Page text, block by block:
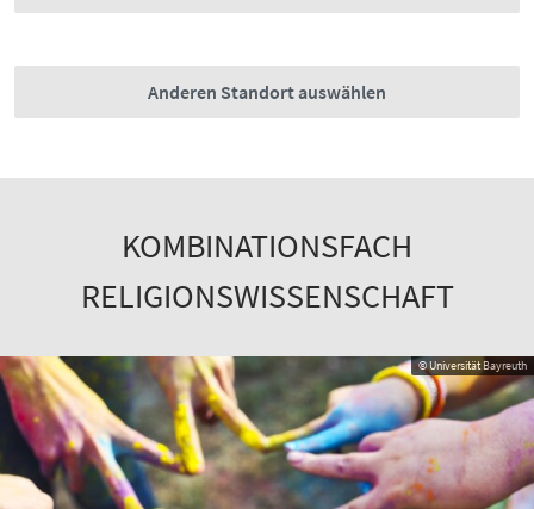
Anderen Standort auswählen
KOMBINATIONSFACH
RELIGIONSWISSENSCHAFT
© Universität Bayreuth